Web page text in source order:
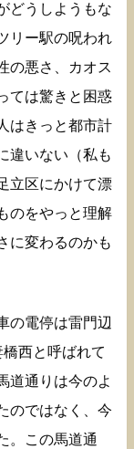
どうしようもな
リー駅の呪われ
の悪さ、カオス
ては驚きと困惑
はきっと都市計
違いない（私も
立区にかけて漂
のをやっと理解
に変わるのかも
の電停は雷門辺
西と呼ばれて
道通りは今のよ
のではなく、今
。この馬道通